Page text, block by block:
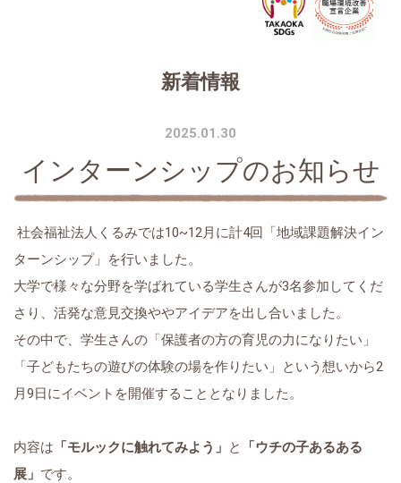
新着情報
2025.01.30
インターンシップのお知らせ
社会福祉法人くるみでは10~12月に計4回「地域課題解決イン
ターンシップ」を行いました。
大学で様々な分野を学ばれている学生さんが3名参加してくだ
さり、活発な意見交換ややアイデアを出し合いました。
その中で、学生さんの「保護者の方の育児の力になりたい」
「子どもたちの遊びの体験の場を作りたい」という想いから2
月9日にイベントを開催することとなりました。
内容は 「モルックに触れてみよう」 と
「ウチの子あるある
展」 です。